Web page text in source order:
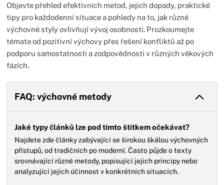
Objevte přehled efektivních metod, jejich dopady, praktické
tipy pro každodenní situace a pohledy na to, jak různé
výchovné styly ovlivňují vývoj osobnosti. Prozkoumejte
témata od pozitivní výchovy přes řešení konfliktů až po
podporu samostatnosti a zodpovědnosti v různých věkových
fázích.
FAQ: výchovné metody
Jaké typy článků lze pod tímto štítkem očekávat?
Najdete zde články zabývající se širokou škálou výchovných
přístupů, od tradičních po moderní. Často půjde o texty
srovnávající různé metody, popisující jejich principy nebo
analyzující jejich účinnost v konkrétních situacích.